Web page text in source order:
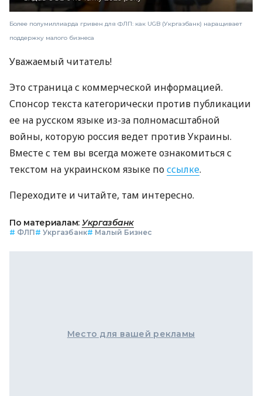
Более полумиллиарда гривен для ФЛП: как UGB (Укргазбанк) наращивает
поддержку малого бизнеса
Уважаемый читатель!
Это страница с коммерческой информацией.
Спонсор текста категорически против публикации
ее на русском языке из-за полномасштабной
войны, которую россия ведет против Украины.
Вместе с тем вы всегда можете ознакомиться с
текстом на украинском языке поссылке.
Переходите и читайте, там интересно.
По материалам: Укргазбанк
# ФЛП# Укргазбанк# Малый Бизнес
Место для вашей рекламы